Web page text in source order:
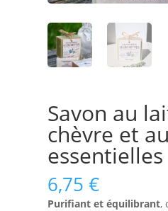
Savon au
chèvre et
essentielles
6,75€
Purifiant et équilibrant,